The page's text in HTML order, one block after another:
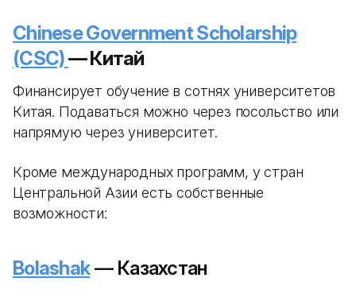
Chinese Government Scholarship
(CSC)— Китай
Финансирует обучение в сотнях университетов
Китая. Подаваться можно через посольство или
напрямую через университет.
Кроме международных программ, у стран
Центральной Азии есть собственные
возможности:
Bolashak— Казахстан